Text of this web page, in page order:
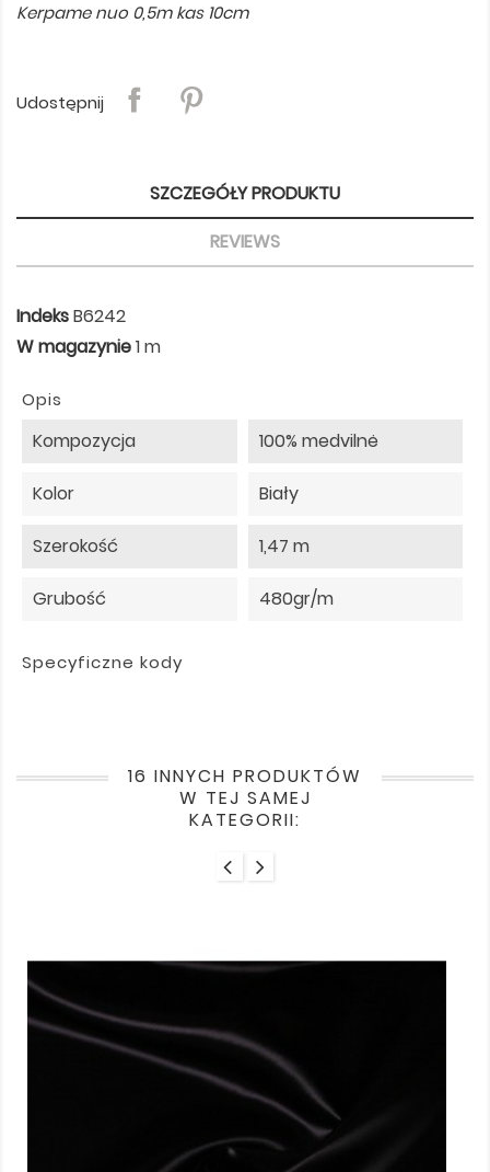
Kerpame nuo 0,5m kas 10cm
Udostępnij
SZCZEGÓŁY PRODUKTU
REVIEWS
IndeksB6242
W magazynie1 m
Opis
Kompozycja 100% medvilnė
Kolor Biały
Szerokość 1,47 m
Grubość 480gr/m
Specyficzne kody
16 INNYCH PRODUKTÓW
W TEJ SAMEJ
KATEGORII: